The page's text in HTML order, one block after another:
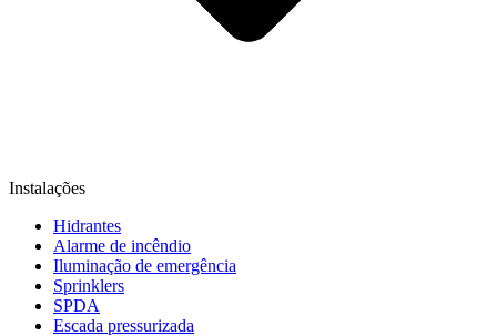
Instalações
Hidrantes
Alarme de incêndio
Iluminação de emergência
Sprinklers
SPDA
Escada pressurizada